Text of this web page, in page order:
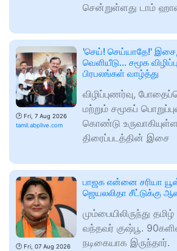
சென்றுள்ளது டாம்
🕑 Fri, 7 Aug 2026
tamil.abplive.com
'செய்! செய்யாதே!' இசை,
வெளியீடு... சமூக
பிரபலங்கள் வாழ்த்து
விழிப்புணர்வு,
மற்றும் சமூகப்
கொண்டு
திரைப்படத்தின் இசை
🕑 Fri, 07 Aug 2026
பாஜக என்னை சரியா
ஜெயலலிதா சீட்டுக்கு
மும்பையிலிருந்து
வந்தவர் குஷ்பூ.
நடிகையாக இருந்தார்.